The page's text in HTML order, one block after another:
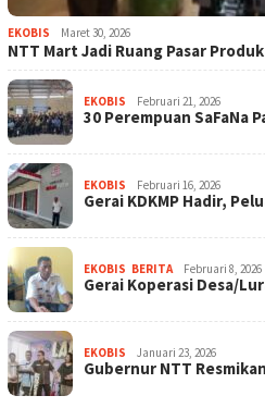
EKOBIS Maret 30, 2026
NTT Mart Jadi Ruang Pasar
EKOBIS Februari 21, 2026
30 Perempuan SaFaNa
EKOBIS Februari 16, 2026
Gerai KDKMP Hadir,
EKOBIS BERITA Februari 8, 2026
Gerai Koperasi Desa/
EKOBIS Januari 23, 2026
Gubernur NTT